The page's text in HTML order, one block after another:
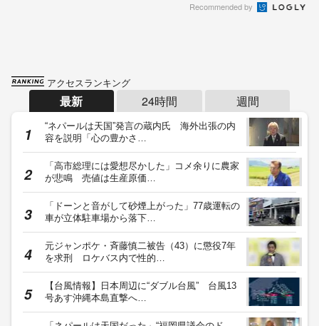
Recommended by
アクセスランキング
最新 24時間 週間
“ネパールは天国”発言の蔵内氏 海外出張の内
容を説明「心の豊かさ…
「高市総理には愛想尽かした」コメ余りに農家
が悲鳴 売値は生産原価…
「ドーンと音がして砂煙上がった」77歳運転の
車が立体駐車場から落下…
元ジャンポケ・斉藤慎二被告（43）に懲役7年
を求刑 ロケバス内で性的…
【台風情報】日本周辺に“ダブル台風” 台風13
号あす沖縄本島直撃へ…